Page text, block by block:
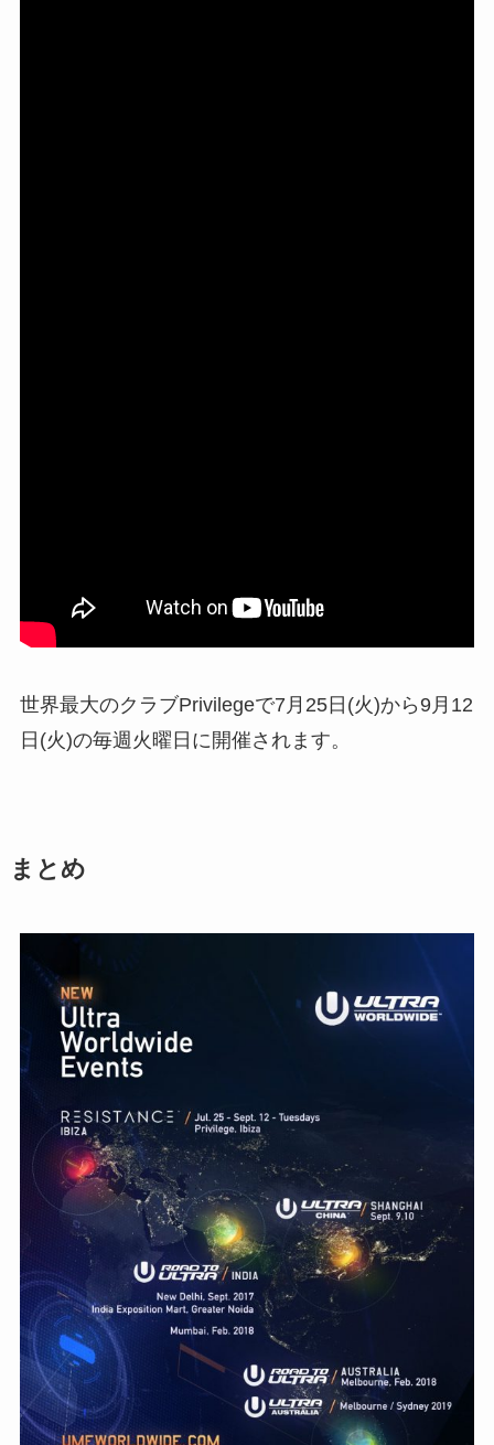
世界最大のクラブPrivilegeで7月25日(火)から9月12
日(火)の毎週火曜日に開催されます。
まとめ